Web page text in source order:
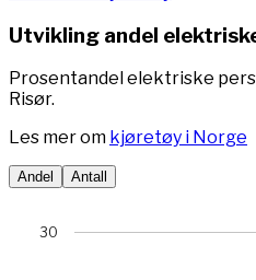
Utvikling andel
Prosentandel elektriske
Risør.
Les mer om kjøretøy i Norge
Andel Antall
30